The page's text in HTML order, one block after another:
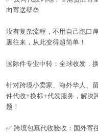
向寄送壁垒
没有复杂流程，不用自己跑口
裹往来，从此变得超简单！
国际件专业中转：全球收发，
针对跨境小卖家、海外华人、
件代收+换标+代发服务，解决
题！
✅ 跨境包裹代收验收：国外寄